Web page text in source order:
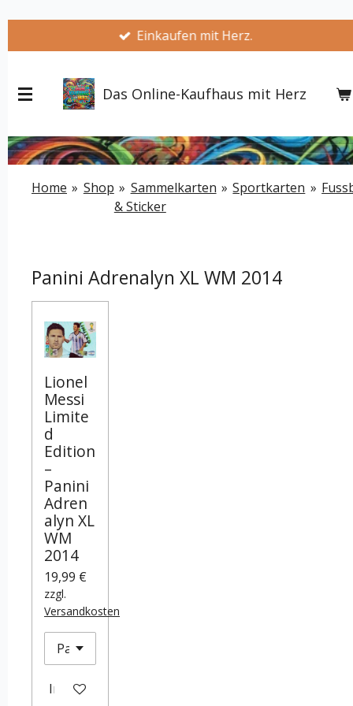
springen
Einkaufen mit Herz.
Das Online-Kaufhaus mit Herz
Home » Shop » Sammelkarten
& Sticker
» Sportkarten »
Panini Adrenalyn XL WM 2014
Lionel
Messi
Limite
d
Edition
–
Panini
Adren
alyn XL
WM
2014
19,99 €
zzgl.
Versandkosten
In den Warenkorb